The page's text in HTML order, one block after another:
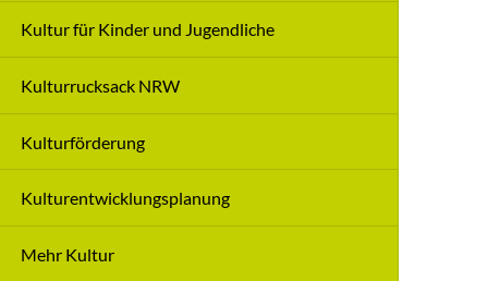
Kultur für Kinder und Jugendliche
Kulturrucksack NRW
Kulturförderung
Kulturentwicklungsplanung
Mehr Kultur